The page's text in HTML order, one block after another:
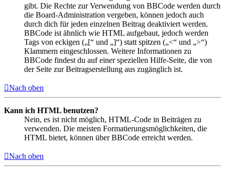
gibt. Die Rechte zur Verwendung von BBCode werden durch
die Board-Administration vergeben, können jedoch auch
durch dich für jeden einzelnen Beitrag deaktiviert werden.
BBCode ist ähnlich wie HTML aufgebaut, jedoch werden
Tags von eckigen („[“ und „]“) statt spitzen („<“ und „>“)
Klammern eingeschlossen. Weitere Informationen zu
BBCode findest du auf einer speziellen Hilfe-Seite, die von
der Seite zur Beitragserstellung aus zugänglich ist.
Nach oben
Kann ich HTML benutzen?
Nein, es ist nicht möglich, HTML-Code in Beiträgen zu
verwenden. Die meisten Formatierungsmöglichkeiten, die
HTML bietet, können über BBCode erreicht werden.
Nach oben